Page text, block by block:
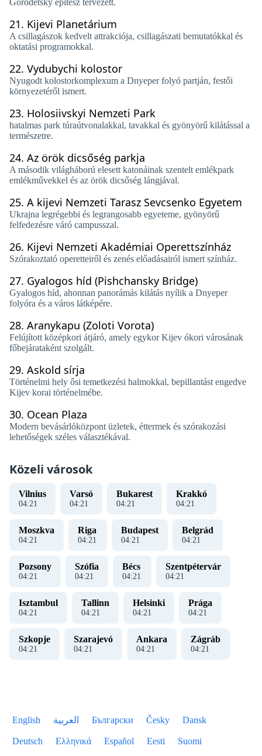
Gorodetsky építész tervezett.
21. Kijevi Planetárium
A csillagászok kedvelt attrakciója, csillagászati ​​bemutatókkal és
oktatási programokkal.
22. Vydubychi kolostor
Nyugodt kolostorkomplexum a Dnyeper folyó partján, festői
környezetéről ismert.
23. Holosiivskyi Nemzeti Park
hatalmas park túraútvonalakkal, tavakkal és gyönyörű kilátással a
természetre.
24. Az örök dicsőség parkja
A második világháború elesett katonáinak szentelt emlékpark
emlékművekkel és az örök dicsőség lángjával.
25. A kijevi Nemzeti Tarasz Sevcsenko Egyetem
Ukrajna legrégebbi és legrangosabb egyeteme, gyönyörű
felfedezésre váró campusszal.
26. Kijevi Nemzeti Akadémiai Operettszínház
Szórakoztató operetteiről és zenés előadásairól ismert színház.
27. Gyalogos híd (Pishchansky Bridge)
Gyalogos híd, ahonnan panorámás kilátás nyílik a Dnyeper
folyóra és a város látképére.
28. Aranykapu (Zoloti Vorota)
Felújított középkori átjáró, amely egykor Kijev ókori városának
főbejárataként szolgált.
29. Askold sírja
Történelmi hely ősi temetkezési halmokkal, bepillantást engedve
Kijev korai történelmébe.
30. Ocean Plaza
Modern bevásárlóközpont üzletek, éttermek és szórakozási
lehetőségek széles választékával.
Közeli városok
Vilnius
04:22
Varsó
04:22
Bukarest
04:22
Krakkó
04:22
Moszkva
04:22
Riga
04:22
Budapest
04:22
Belgrád
04:22
Pozsony
04:22
Szófia
04:22
Bécs
04:22
Szentpétervár
04:22
Isztambul
04:22
Tallinn
04:22
Helsinki
04:22
Prága
04:22
Szkopje
04:22
Szarajevó
04:22
Ankara
04:22
Zágráb
04:22
English العربية Български Česky Dansk
Deutsch Ελληνικά Español Eesti Suomi